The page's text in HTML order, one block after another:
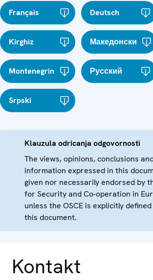
Français Deutsch
Kirghiz Македонски
Montenegrin Русский
Srpski
Klauzula odricanja odgovornosti
The views, opinions, conclusions
information expressed in this
given nor necessarily endorsed by
for Security and Co-operation in
unless the OSCE is explicitly
this document.
Kontakt